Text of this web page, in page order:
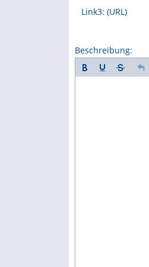
Link3: (URL)
Beschreibung: